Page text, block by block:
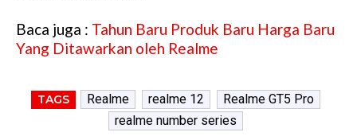
Baca juga : Tahun Baru Produk Baru Harga Baru
Yang Ditawarkan oleh Realme
TAGS Realme realme 12
Realme GT5 Pro
realme number series